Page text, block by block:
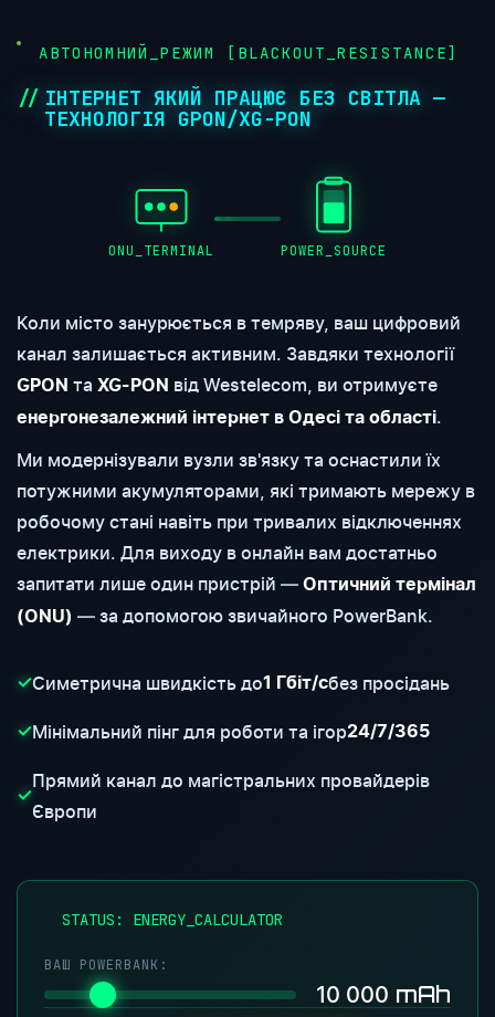
АВТОНОМНИЙ_РЕЖИМ [BLACKOUT_RESISTANCE]
ІНТЕРНЕТ ЯКИЙ ПРАЦЮЄ БЕЗ СВІТЛА —
ТЕХНОЛОГІЯ GPON/XG-PON
ONU_TERMINAL POWER_SOURCE
Коли місто занурюється в темряву, ваш цифровий
канал залишається активним. Завдяки технології
GPON та XG-PON від Westelecom, ви отримуєте
енергонезалежний інтернет в Одесі та області.
Ми модернізували вузли зв'язку та оснастили їх
потужними акумуляторами, які тримають мережу в
робочому стані навіть при тривалих відключеннях
електрики. Для виходу в онлайн вам достатньо
запитати лише один пристрій — Оптичний термінал
(ONU) — за допомогою звичайного PowerBank.
✓Симетрична швидкість до1 Гбіт/сбез просідань
✓Мінімальний пінг для роботи та ігор24/7/365
✓
Прямий канал до магістральних провайдерів
Європи
STATUS: ENERGY_CALCULATOR
ВАШ POWERBANK:
10 000 mAh